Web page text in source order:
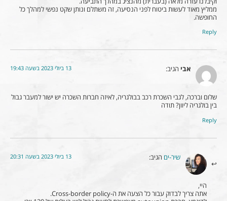
ממליץ מאוד לעשות ביטוח לפני הנסיעה, זה משתלם ונותן שקט נפשי למהלך כל
החופשה.
Reply
אבי הגיב: 13 ביולי 2023 בשעה 19:43
שלום וברכה, לגבי השכרת רכב בבולגריה, לאיזה חברות השכרה יש ישור למעבר גבול
בין בולגריה ליוון? תודה
Reply
שיר-ים הגיב: 13 ביולי 2023 בשעה 20:31
היי,
אתה צריך לבדוק עבור כל הצעה את ה-Cross-border policy.